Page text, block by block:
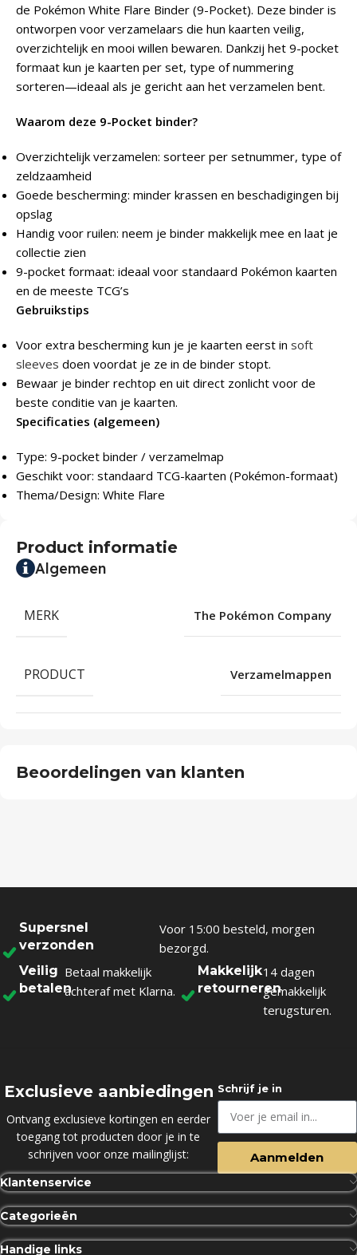
de Pokémon White Flare Binder (9-Pocket). Deze binder is
ontworpen voor verzamelaars die hun kaarten veilig,
overzichtelijk en mooi willen bewaren. Dankzij het 9-pocket
formaat kun je kaarten per set, type of nummering
sorteren—ideaal als je gericht aan het verzamelen bent.
Waarom deze 9-Pocket binder?
Overzichtelijk verzamelen: sorteer per setnummer, type of
zeldzaamheid
Goede bescherming: minder krassen en beschadigingen bij
opslag
Handig voor ruilen: neem je binder makkelijk mee en laat je
collectie zien
9-pocket formaat: ideaal voor standaard Pokémon kaarten
en de meeste TCG’s
Gebruikstips
Voor extra bescherming kun je je kaarten eerst in soft
sleeves doen voordat je ze in de binder stopt.
Bewaar je binder rechtop en uit direct zonlicht voor de
beste conditie van je kaarten.
Specificaties (algemeen)
Type: 9-pocket binder / verzamelmap
Geschikt voor: standaard TCG-kaarten (Pokémon-formaat)
Thema/Design: White Flare
Product informatie
Algemeen
MERK The Pokémon Company
PRODUCT Verzamelmappen
Beoordelingen van klanten
Supersnel
verzonden
Voor 15:00 besteld, morgen
bezorgd.
Veilig
betalen
Betaal makkelijk
achteraf met Klarna.
Makkelijk
retourneren
14 dagen
gemakkelijk
terugsturen.
Exclusieve aanbiedingen
Ontvang exclusieve kortingen en eerder
toegang tot producten door je in te
schrijven voor onze mailinglijst:
Schrijf je in
Aanmelden
Klantenservice
Categorieën
Handige links